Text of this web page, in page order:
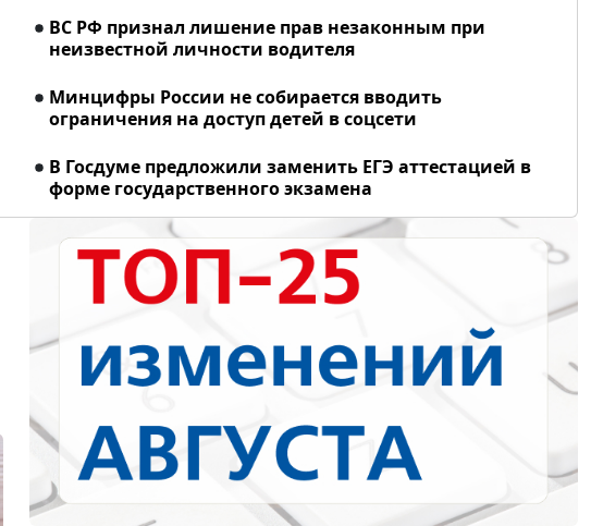
ВС РФ признал лишение прав незаконным при
неизвестной личности водителя
Минцифры России не собирается вводить
ограничения на доступ детей в соцсети
В Госдуме предложили заменить ЕГЭ аттестацией в
форме государственного экзамена